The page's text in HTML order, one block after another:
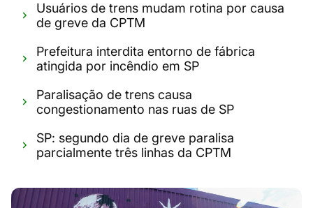
Usuários de trens mudam rotina por causa
de greve da CPTM
Prefeitura interdita entorno de fábrica
atingida por incêndio em SP
Paralisação de trens causa
congestionamento nas ruas de SP
SP: segundo dia de greve paralisa
parcialmente três linhas da CPTM